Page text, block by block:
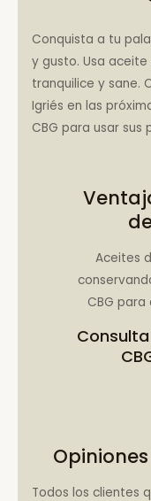
Conquista a tu
y gusto. Usa
tranquilice y sane.
Igriés en las
CBG para usar sus
Aceites
CBG
Todos los clientes